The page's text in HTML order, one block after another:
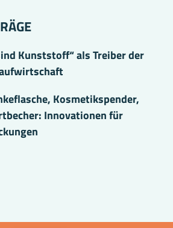
Kunststoff“ als Treiber der
Kosmetikspender,
Innovationen für